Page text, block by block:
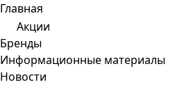
Главная
Акции
Бренды
Информационные материалы
Новости